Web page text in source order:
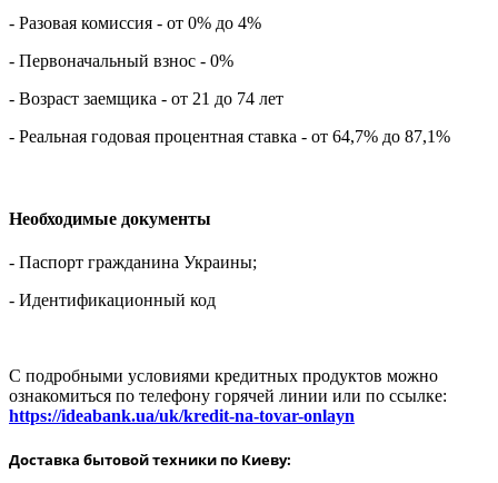
- Разовая комиссия - от 0% до 4%
- Первоначальный взнос - 0%
- Возраст заемщика - от 21 до 74 лет
- Реальная годовая процентная ставка - от 64,7% до 87,1%
Необходимые документы
- Паспорт гражданина Украины;
- Идентификационный код
С подробными условиями кредитных продуктов можно
ознакомиться по телефону горячей линии или по ссылке:
https://ideabank.ua/uk/kredit-na-tovar-onlayn
Доставка бытовой техники по Киеву: